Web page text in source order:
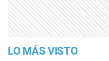
LO MÁS VISTO